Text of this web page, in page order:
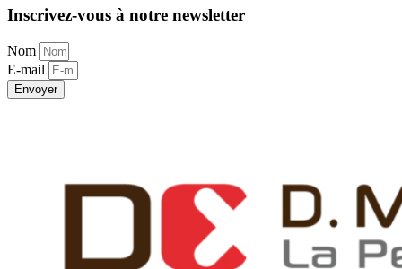
Inscrivez-vous à notre newsletter
Nom
E-mail
Envoyer